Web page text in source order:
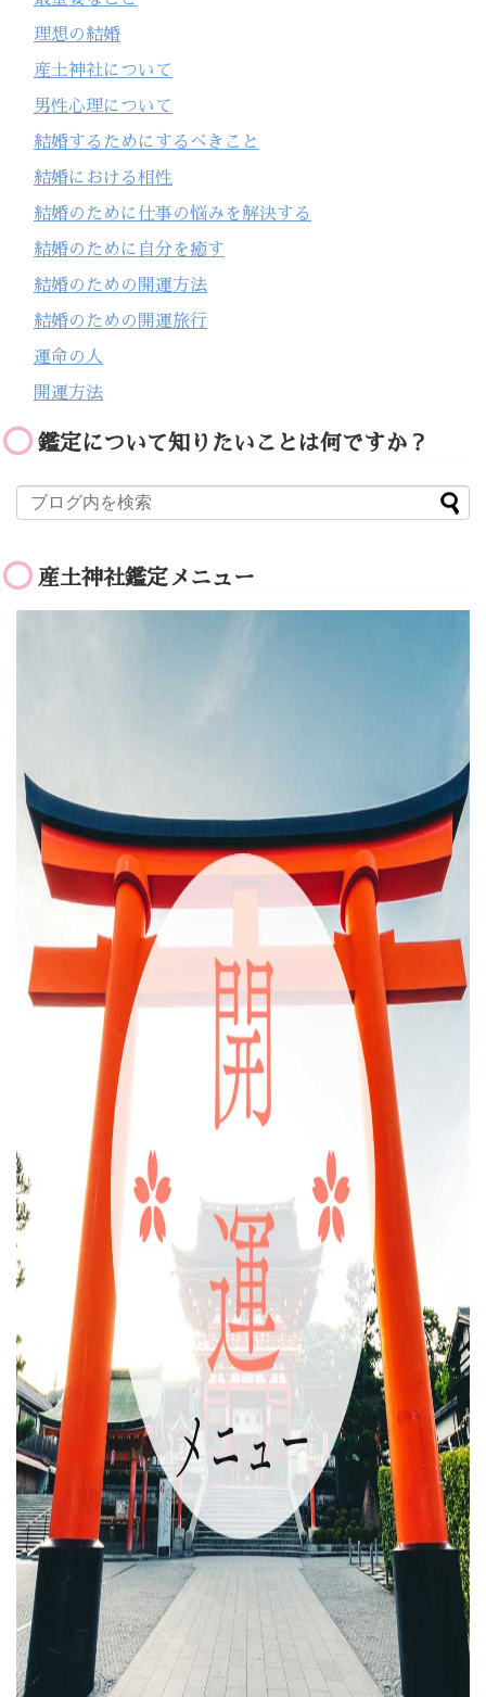
理想の結婚
産土神社について
男性心理について
結婚するためにするべきこと
結婚における相性
結婚のために仕事の悩みを解決する
結婚のために自分を癒す
結婚のための開運方法
結婚のための開運旅行
運命の人
開運方法
鑑定について知りたいことは何ですか？
産土神社鑑定メニュー